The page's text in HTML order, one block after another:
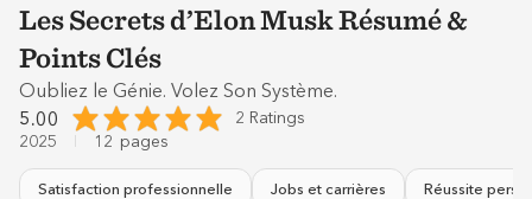
Les Secrets d’Elon Musk Résumé &
Points Clés
Oubliez le Génie. Volez Son Système.
5.00
2 Ratings
2025
12 pages
Satisfaction professionnelle Jobs et carrières Réussite